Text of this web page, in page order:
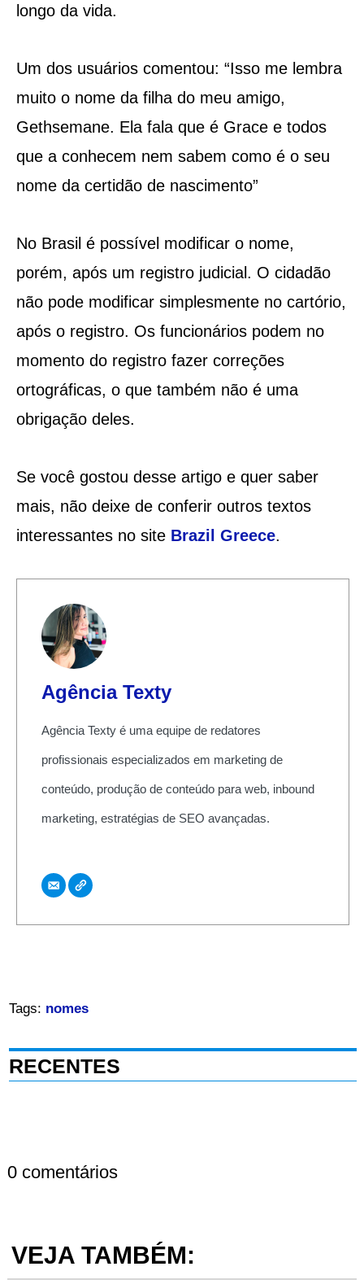
longo da vida.
Um dos usuários comentou: “Isso me lembra
muito o nome da filha do meu amigo,
Gethsemane. Ela fala que é Grace e todos
que a conhecem nem sabem como é o seu
nome da certidão de nascimento”
No Brasil é possível modificar o nome,
porém, após um registro judicial. O cidadão
não pode modificar simplesmente no cartório,
após o registro. Os funcionários podem no
momento do registro fazer correções
ortográficas, o que também não é uma
obrigação deles.
Se você gostou desse artigo e quer saber
mais, não deixe de conferir outros textos
interessantes no site Brazil Greece.
Agência Texty
Agência Texty é uma equipe de redatores
profissionais especializados em marketing de
conteúdo, produção de conteúdo para web, inbound
marketing, estratégias de SEO avançadas.
Tags: nomes
RECENTES
0 comentários
VEJA TAMBÉM: